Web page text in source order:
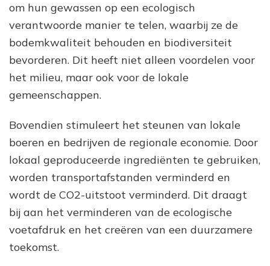
om hun gewassen op een ecologisch
verantwoorde manier te telen, waarbij ze de
bodemkwaliteit behouden en biodiversiteit
bevorderen. Dit heeft niet alleen voordelen voor
het milieu, maar ook voor de lokale
gemeenschappen.
Bovendien stimuleert het steunen van lokale
boeren en bedrijven de regionale economie. Door
lokaal geproduceerde ingrediënten te gebruiken,
worden transportafstanden verminderd en
wordt de CO2-uitstoot verminderd. Dit draagt
bij aan het verminderen van de ecologische
voetafdruk en het creëren van een duurzamere
toekomst.